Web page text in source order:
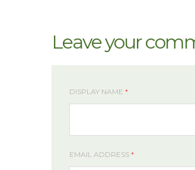
Leave your
DISPLAY NAME *
EMAIL ADDRESS *